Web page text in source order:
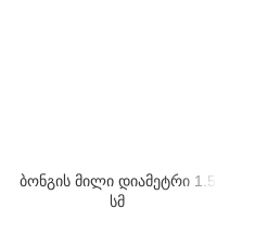
ბონგის მილი დიამეტრი 1.5
სმ